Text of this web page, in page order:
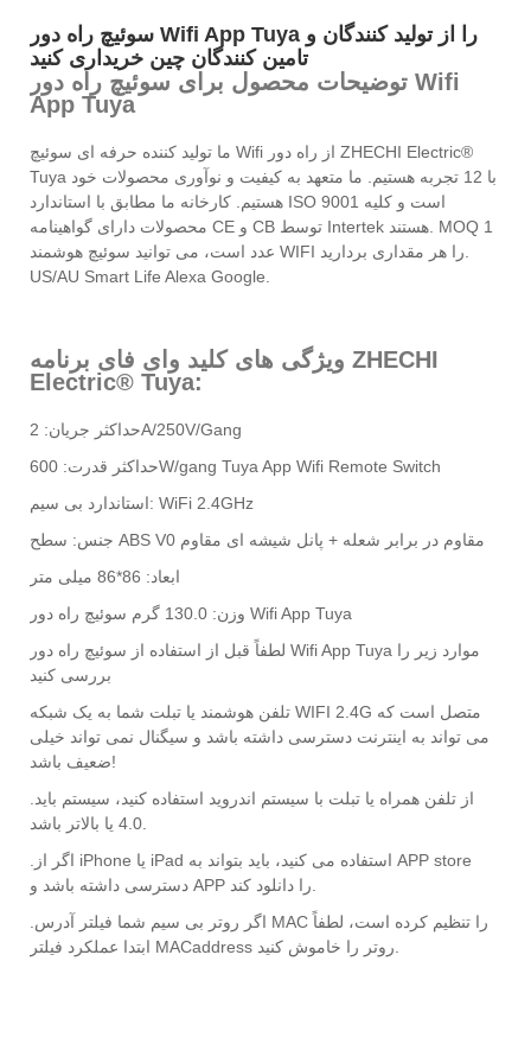
سوئیچ راه دور Wifi App Tuya را از تولید کنندگان و
تامین کنندگان چین خریداری کنید
توضیحات محصول برای سوئیچ راه دور Wifi
App Tuya
ما تولید کننده حرفه ای سوئیچ Wifi از راه دور ZHECHI Electric®
Tuya با 12 تجربه هستیم. ما متعهد به کیفیت و نوآوری محصولات خود
هستیم. کارخانه ما مطابق با استاندارد ISO 9001 است و کلیه
محصولات دارای گواهینامه CE و CB توسط Intertek هستند. MOQ 1
عدد است، می توانید سوئیچ هوشمند WIFI را هر مقداری بردارید.
US/AU Smart Life Alexa Google.
ویژگی های کلید وای فای برنامه ZHECHI
Electric® Tuya:
حداکثر جریان: 2A/250V/Gang
حداکثر قدرت: 600W/gang Tuya App Wifi Remote Switch
استاندارد بی سیم: WiFi 2.4GHz
جنس: سطح ABS V0 مقاوم در برابر شعله + پانل شیشه ای مقاوم
ابعاد: 86*86 میلی متر
وزن: 130.0 گرم سوئیچ راه دور Wifi App Tuya
لطفاً قبل از استفاده از سوئیچ راه دور Wifi App Tuya موارد زیر را
بررسی کنید
تلفن هوشمند یا تبلت شما به یک شبکه WIFI 2.4G متصل است که
می تواند به اینترنت دسترسی داشته باشد و سیگنال نمی تواند خیلی
ضعیف باشد!